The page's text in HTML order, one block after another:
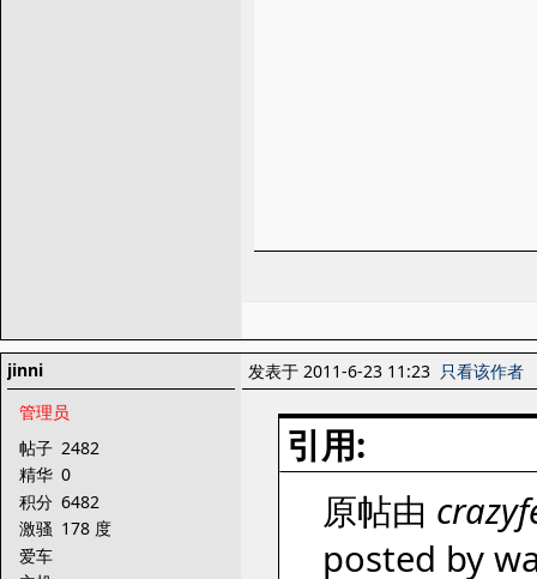
jinni
管理员
帖子 2482
精华 0
积分 6482
激骚 178 度
爱车
发表于 2011-6-23 11:23 只看该作者
引用:
原帖由
posted by